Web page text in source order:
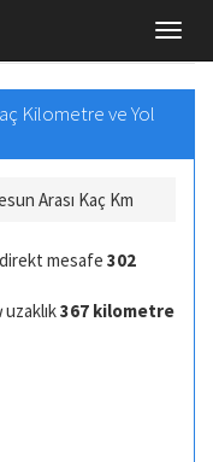
Kilometre ve Yol
Arası Kaç Km
mesafe 302
uzaklık367 kilometre